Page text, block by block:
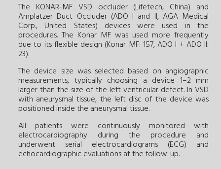
The KONAR-MF VSD occluder (Lifetech, China) and
Amplatzer Duct Occluder (ADO I and II, AGA Medical
Corp., United States) devices were used in the
procedures. The Konar MF was used more frequently
due to its flexible design (Konar MF: 157, ADO I + ADO II:
23).
The device size was selected based on angiographic
measurements, typically choosing a device 1–2 mm
larger than the size of the left ventricular defect. In VSD
with aneurysmal tissue, the left disc of the device was
positioned inside the aneurysmal tissue.
All patients were continuously monitored with
electrocardiography during the procedure and
underwent serial electrocardiograms (ECG) and
echocardiographic evaluations at the follow-up.